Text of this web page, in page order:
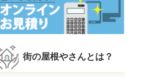
街の屋根やさんとは？